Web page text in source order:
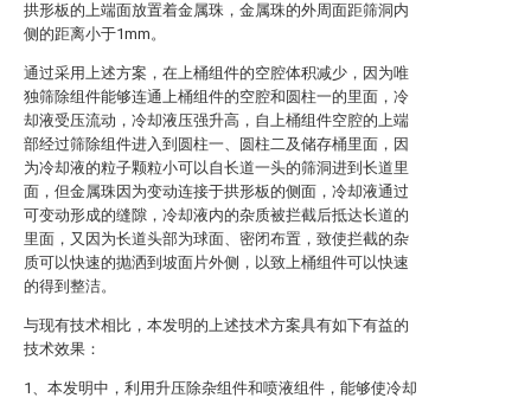
拱形板的上端面放置着金属珠，金属珠的外周面距筛洞内
侧的距离小于1mm。
通过采用上述方案，在上桶组件的空腔体积减少，因为唯
独筛除组件能够连通上桶组件的空腔和圆柱一的里面，冷
却液受压流动，冷却液压强升高，自上桶组件空腔的上端
部经过筛除组件进入到圆柱一、圆柱二及储存桶里面，因
为冷却液的粒子颗粒小可以自长道一头的筛洞进到长道里
面，但金属珠因为变动连接于拱形板的侧面，冷却液通过
可变动形成的缝隙，冷却液内的杂质被拦截后抵达长道的
里面，又因为长道头部为球面、密闭布置，致使拦截的杂
质可以快速的抛洒到坡面片外侧，以致上桶组件可以快速
的得到整洁。
与现有技术相比，本发明的上述技术方案具有如下有益的
技术效果：
1、本发明中，利用升压除杂组件和喷液组件，能够使冷却